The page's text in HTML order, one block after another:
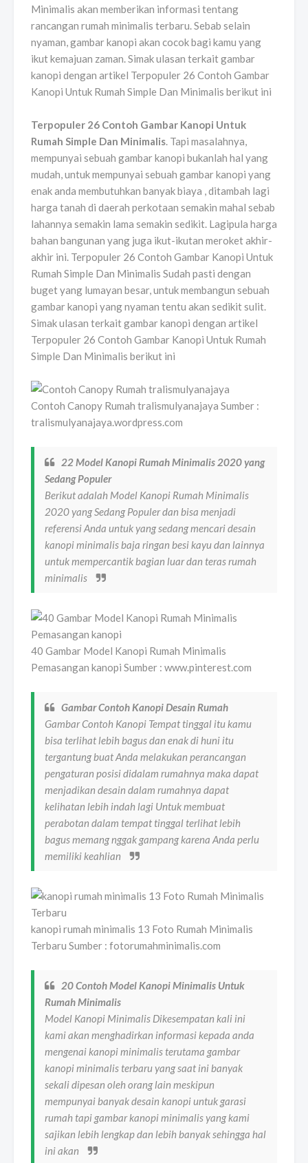
Minimalis akan memberikan informasi tentang
rancangan rumah minimalis terbaru. Sebab selain
nyaman, gambar kanopi akan cocok bagi kamu yang
ikut kemajuan zaman. Simak ulasan terkait gambar
kanopi dengan artikel Terpopuler 26 Contoh Gambar
Kanopi Untuk Rumah Simple Dan Minimalis berikut ini
Terpopuler 26 Contoh Gambar Kanopi Untuk
Rumah Simple Dan Minimalis. Tapi masalahnya,
mempunyai sebuah gambar kanopi bukanlah hal yang
mudah, untuk mempunyai sebuah gambar kanopi yang
enak anda membutuhkan banyak biaya , ditambah lagi
harga tanah di daerah perkotaan semakin mahal sebab
lahannya semakin lama semakin sedikit. Lagipula harga
bahan bangunan yang juga ikut-ikutan meroket akhir-
akhir ini. Terpopuler 26 Contoh Gambar Kanopi Untuk
Rumah Simple Dan Minimalis Sudah pasti dengan
buget yang lumayan besar, untuk membangun sebuah
gambar kanopi yang nyaman tentu akan sedikit sulit.
Simak ulasan terkait gambar kanopi dengan artikel
Terpopuler 26 Contoh Gambar Kanopi Untuk Rumah
Simple Dan Minimalis berikut ini
Contoh Canopy Rumah tralismulyanajaya Sumber :
tralismulyanajaya.wordpress.com
22 Model Kanopi Rumah Minimalis 2020 yang
Sedang Populer
Berikut adalah Model Kanopi Rumah Minimalis
2020 yang Sedang Populer dan bisa menjadi
referensi Anda untuk yang sedang mencari desain
kanopi minimalis baja ringan besi kayu dan lainnya
untuk mempercantik bagian luar dan teras rumah
minimalis
40 Gambar Model Kanopi Rumah Minimalis
Pemasangan kanopi Sumber : www.pinterest.com
Gambar Contoh Kanopi Desain Rumah
Gambar Contoh Kanopi Tempat tinggal itu kamu
bisa terlihat lebih bagus dan enak di huni itu
tergantung buat Anda melakukan perancangan
pengaturan posisi didalam rumahnya maka dapat
menjadikan desain dalam rumahnya dapat
kelihatan lebih indah lagi Untuk membuat
perabotan dalam tempat tinggal terlihat lebih
bagus memang nggak gampang karena Anda perlu
memiliki keahlian
kanopi rumah minimalis 13 Foto Rumah Minimalis
Terbaru Sumber : fotorumahminimalis.com
20 Contoh Model Kanopi Minimalis Untuk
Rumah Minimalis
Model Kanopi Minimalis Dikesempatan kali ini
kami akan menghadirkan informasi kepada anda
mengenai kanopi minimalis terutama gambar
kanopi minimalis terbaru yang saat ini banyak
sekali dipesan oleh orang lain meskipun
mempunyai banyak desain kanopi untuk garasi
rumah tapi gambar kanopi minimalis yang kami
sajikan lebih lengkap dan lebih banyak sehingga hal
ini akan